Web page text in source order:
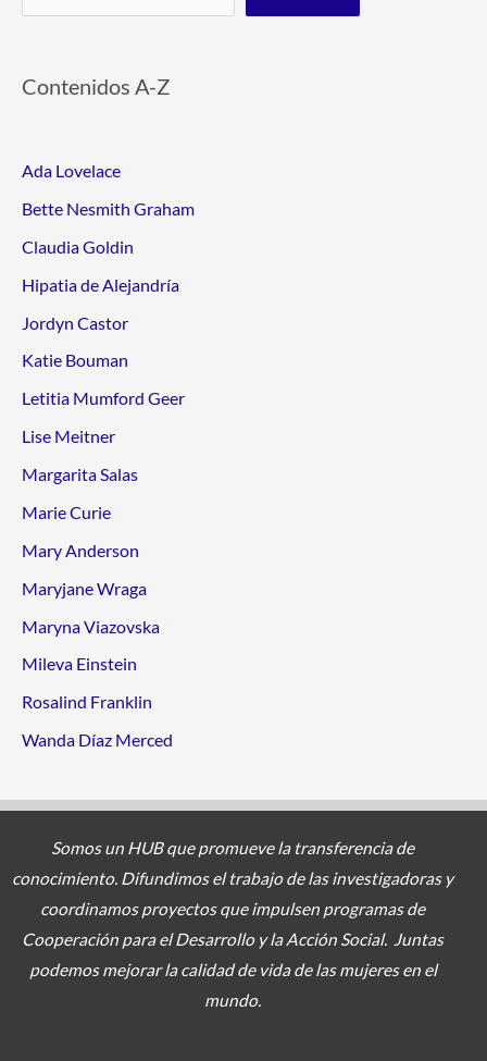
Contenidos A-Z
Ada Lovelace
Bette Nesmith Graham
Claudia Goldin
Hipatia de Alejandría
Jordyn Castor
Katie Bouman
Letitia Mumford Geer
Lise Meitner
Margarita Salas
Marie Curie
Mary Anderson
Maryjane Wraga
Maryna Viazovska
Mileva Einstein
Rosalind Franklin
Wanda Díaz Merced
Somos un HUB que promueve la transferencia de
conocimiento. Difundimos el trabajo de las investigadoras y
coordinamos proyectosque impulsen programas de
Cooperación para el Desarrollo y la Acción Social. Juntas
podemos mejorar la calidad de vida de las mujeres en el
mundo.